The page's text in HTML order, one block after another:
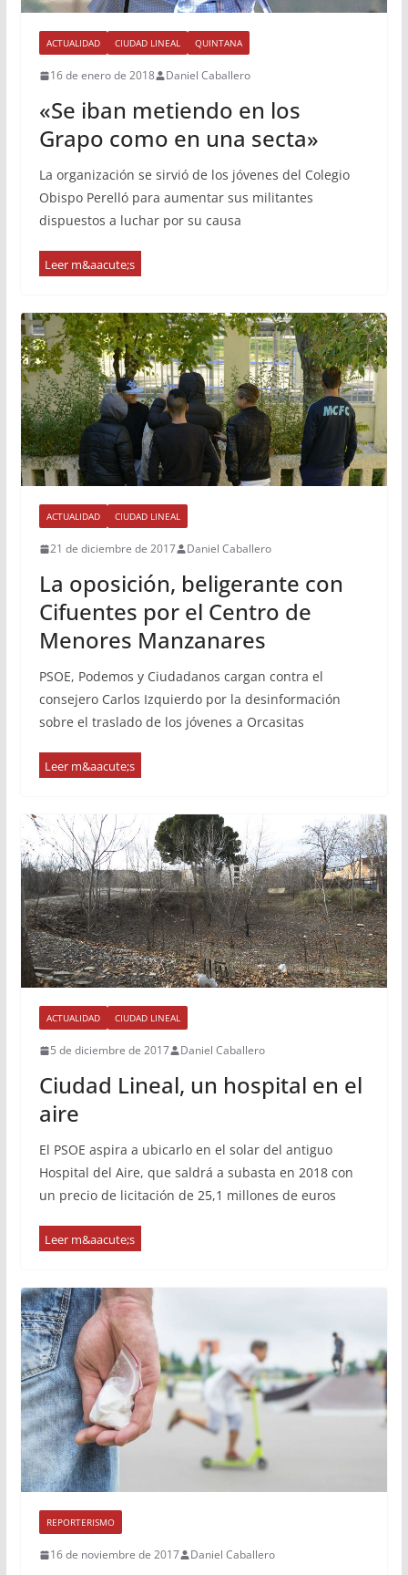
ACTUALIDAD CIUDAD LINEAL QUINTANA
16 de enero de 2018 Daniel Caballero
«Se iban metiendo en los
Grapo como en una secta»
La organización se sirvió de los jóvenes del Colegio
Obispo Perelló para aumentar sus militantes
dispuestos a luchar por su causa
ACTUALIDAD CIUDAD LINEAL
21 de diciembre de 2017 Daniel Caballero
La oposición, beligerante con
Cifuentes por el Centro de
Menores Manzanares
PSOE, Podemos y Ciudadanos cargan contra el
consejero Carlos Izquierdo por la desinformación
sobre el traslado de los jóvenes a Orcasitas
ACTUALIDAD CIUDAD LINEAL
5 de diciembre de 2017 Daniel Caballero
Ciudad Lineal, un hospital en el
aire
El PSOE aspira a ubicarlo en el solar del antiguo
Hospital del Aire, que saldrá a subasta en 2018 con
un precio de licitación de 25,1 millones de euros
REPORTERISMO
16 de noviembre de 2017 Daniel Caballero